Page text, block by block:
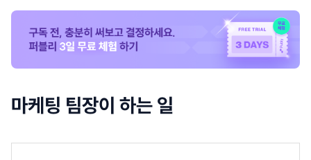
마케팅 팀장이 하는 일